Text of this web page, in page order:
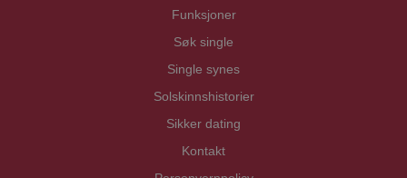
Funksjoner
Søk single
Single synes
Solskinnshistorier
Sikker dating
Kontakt